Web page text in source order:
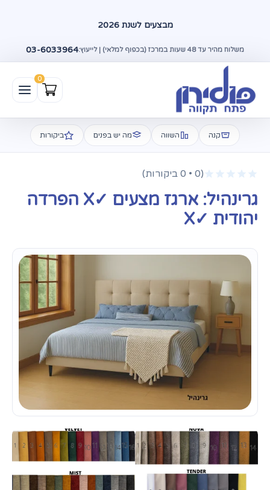
מבצעים לשנת 2026
משלוח מהיר עד 48 שעות במרכז (בכפוף למלאי) | לייעוץ: 03-6033964
קנה השווה מה יש בפנים ביקורות
(0 • 0 ביקורות)
גרינהיל: ארגז מצעים ✓X הפרדה
יהודית ✓X